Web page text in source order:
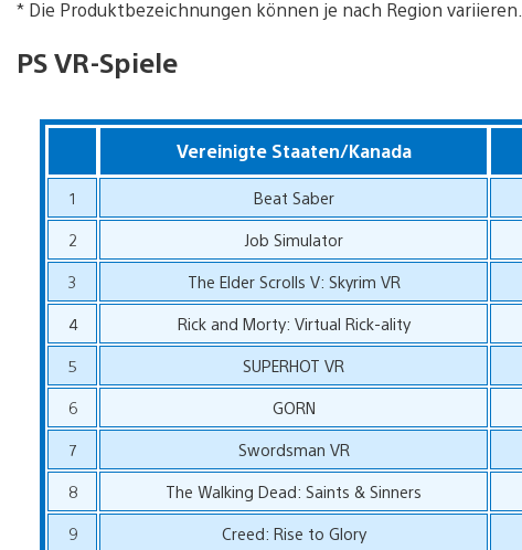
* Die Produktbezeichnungen können je nach Region variieren.
PS VR-Spiele
Vereinigte Staaten/Kanada
1 Beat Saber
2
Job Simulator
3
The Elder Scrolls V: Skyrim VR
4
Rick and Morty: Virtual Rick-ality
5
SUPERHOT VR
6
GORN
7
Swordsman VR
8
The Walking Dead: Saints & Sinners
9
Creed: Rise to Glory